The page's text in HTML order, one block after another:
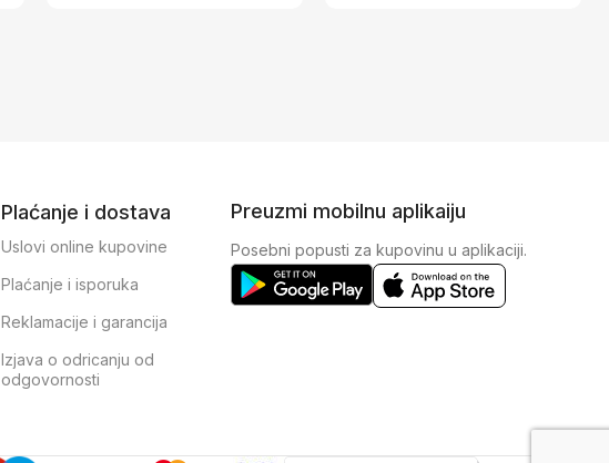
Plaćanje i dostava
Uslovi online kupovine
Plaćanje i isporuka
Reklamacije i garancija
Izjava o odricanju od
odgovornosti
Preuzmi mobilnu aplikaiju
Posebni popusti za kupovinu u aplikaciji.